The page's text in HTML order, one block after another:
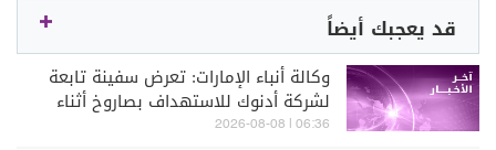
قد يعجبك أيضاً
وكالة أنباء الإمارات: تعرض سفينة تابعة
لشركة أدنوك للاستهداف بصاروخ أثناء
عبورها مضيق هرمز اليوم
06:36 | 2026-08-08